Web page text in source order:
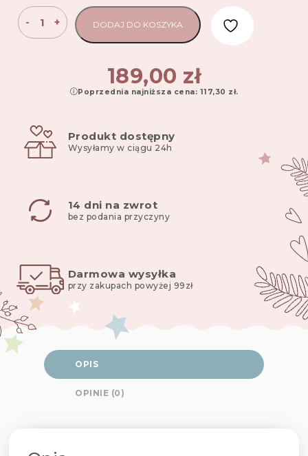
-
ilość
Bawełniany
180x30cm
łóżeczka
120x60
pink
+ DODAJ DO KOSZYKA
189,00 zł
Poprzednia najniższa cena: 117,30 zł.
Produkt dostępny
Wysyłamy w ciągu 24h
14 dni na zwrot
bez podania przyczyny
Darmowa wysyłka
przy zakupach powyżej 99zł
OPIS
OPINIE (0)